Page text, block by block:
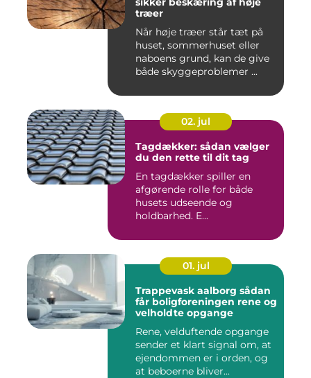
træer
Når høje træer står tæt på
huset, sommerhuset eller
naboens grund, kan de give
både skyggeproblemer ...
02. jul
Tagdækker: sådan vælger
du den rette til dit tag
En tagdækker spiller en
afgørende rolle for både
husets udseende og
holdbarhed. E...
01. jul
Trappevask aalborg sådan
får boligforeningen rene og
velholdte opgange
Rene, velduftende opgange
sender et klart signal om, at
ejendommen er i orden, og
at beboerne bliver...